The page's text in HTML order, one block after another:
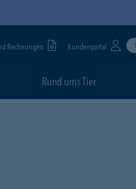
Rechnungen Kundenportal
Rund ums Tier